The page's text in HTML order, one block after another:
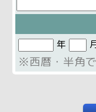
年
※西暦・半角